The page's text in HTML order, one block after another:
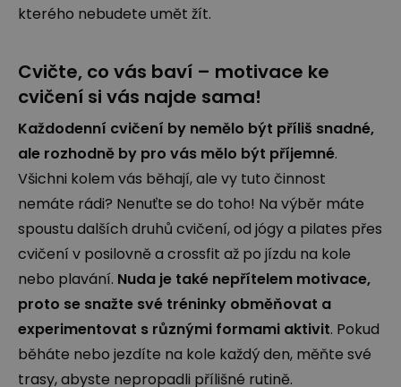
kterého nebudete umět žít.
Cvičte, co vás baví – motivace ke
cvičení si vás najde sama!
Každodenní cvičení by nemělo být příliš snadné,
ale rozhodně by pro vás mělo být příjemné.
Všichni kolem vás běhají, ale vy tuto činnost
nemáte rádi? Nenuťte se do toho! Na výběr máte
spoustu dalších druhů cvičení, od jógy a pilates přes
cvičení v posilovně a crossfit až po jízdu na kole
nebo plavání. Nuda je také nepřítelem motivace,
proto se snažte své tréninky obměňovat a
experimentovat s různými formami aktivit. Pokud
běháte nebo jezdíte na kole každý den, měňte své
trasy, abyste nepropadli přílišné rutině.